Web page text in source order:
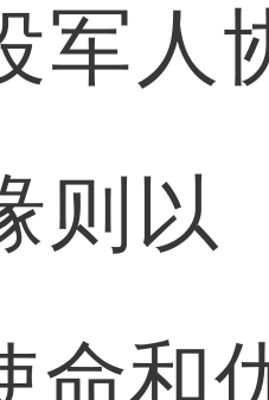
军人
则以
命和